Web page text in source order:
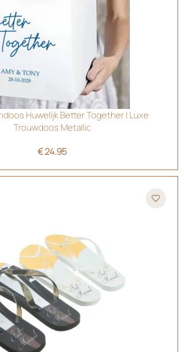
Huwelijk Better Together | Luxe
Trouwdoos Metallic
€24.95